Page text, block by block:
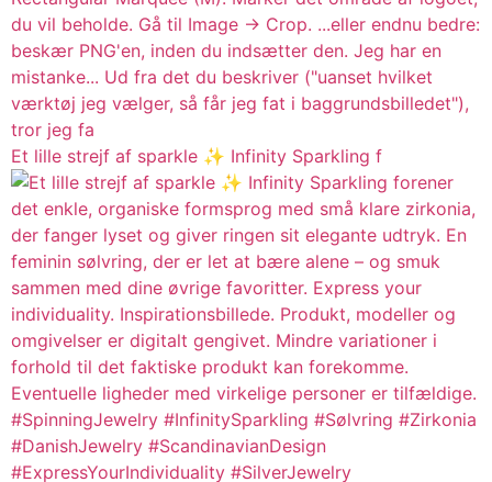
Et lille strejf af sparkle ✨ Infinity Sparkling f